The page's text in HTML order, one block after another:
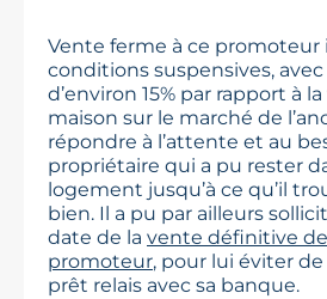
Vente ferme à ce promoteur
conditions suspensives,
d’environ 15% par rapport à
maison sur le marché de
répondre à l’attente et au
propriétaire qui a pu rester
logement jusqu’à ce qu’il
bien. Il a pu par ailleurs
date de la vente définitive
promoteur, pour lui éviter
prêt relais avec sa banque.